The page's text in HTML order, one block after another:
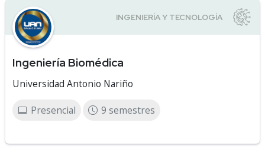
Ingeniería Biomédica
Universidad Antonio Nariño
Presencial 9 semestres